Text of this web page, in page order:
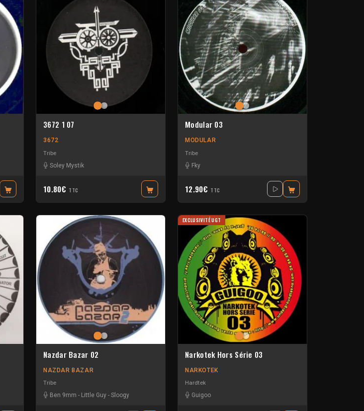
3672 1 07
3672
Tribe
Soley Mystik
10.80€ TTC
Modular 03
MODULAR
Tribe
Fky
12.90€ TTC
Nazdar Bazar 02
NAZDAR BAZAR
Tribe
Ben 9mm - Little Guy - Sloogy
EXCLUSIVITÉ UGT
Narkotek Hors Série 03
NARKOTEK
Hardtek
Guigoo